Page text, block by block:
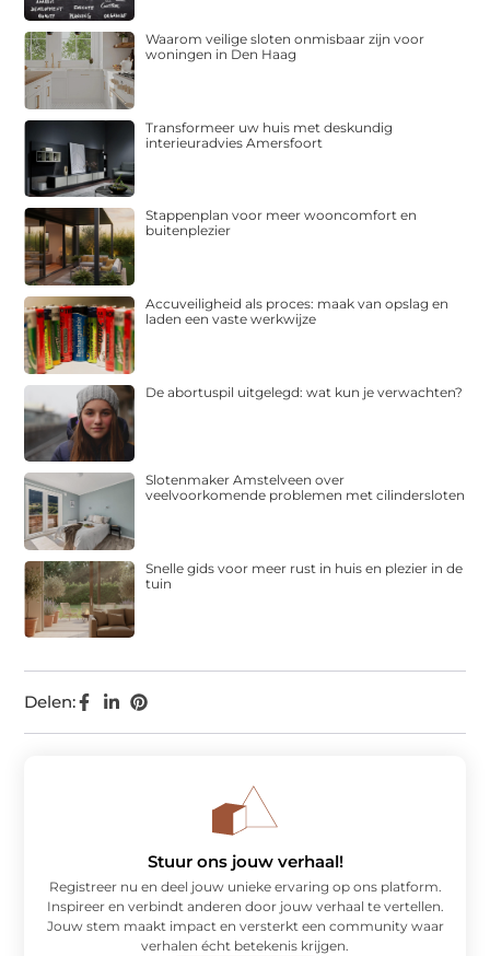
Delen:
Waarom veilige sloten onmisbaar zijn voor
woningen in Den Haag
Transformeer uw huis met deskundig
interieuradvies Amersfoort
Stappenplan voor meer wooncomfort en
buitenplezier
Accuveiligheid als proces: maak van opslag en
laden een vaste werkwijze
De abortuspil uitgelegd: wat kun je verwachten?
Slotenmaker Amstelveen over
veelvoorkomende problemen met cilindersloten
Snelle gids voor meer rust in huis en plezier in de
tuin
Stuur ons jouw verhaal!
Registreer nu en deel jouw unieke ervaring op ons platform.
Inspireer en verbindt anderen door jouw verhaal te vertellen.
Jouw stem maakt impact en versterkt een community waar
verhalen écht betekenis krijgen.